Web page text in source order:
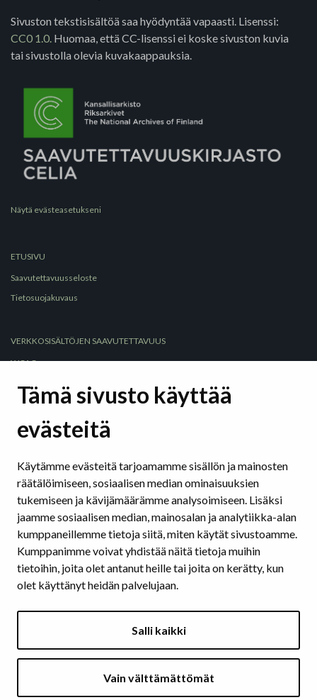
Tämä sivusto käyttää
evästeitä
Käytämme evästeitä tarjoamamme sisällön ja mainosten
räätälöimiseen, sosiaalisen median ominaisuuksien
tukemiseen ja kävijämäärämme analysoimiseen. Lisäksi
jaamme sosiaalisen median, mainosalan ja analytiikka-alan
kumppaneillemme tietoja siitä, miten käytät sivustoamme.
Kumppanimme voivat yhdistää näitä tietoja muihin
tietoihin, joita olet antanut heille tai joita on kerätty, kun
olet käyttänyt heidän palvelujaan.
Salli kaikki
Vain välttämättömät
Sivuston tekstisisältöä saa hyödyntää vapaasti. Lisenssi:
CC0 1.0. Huomaa, että CC-lisenssi ei koske sivuston kuvia
tai sivustolla olevia kuvakaappauksia.
Näytä evästeasetukseni
ETUSIVU
Saavutettavuusseloste
Tietosuojakuvaus
VERKKOSISÄLTÖJEN SAAVUTETTAVUUS
WCAG
Selkeät rakenteet
Hyödyllisiä sivustoja ja työkaluja
Saavutettavuus sosiaalisessa mediassa
SAAVUTETTAVAT ASIAKIRJAT
Tekstinkäsittelyohjelmat
Esitysohjelmat
Pdf
KUVA JA ÄÄNI
Kuvien vaihtoehtoiset tekstit
Videot ja äänitteet
ARTIKKELIT